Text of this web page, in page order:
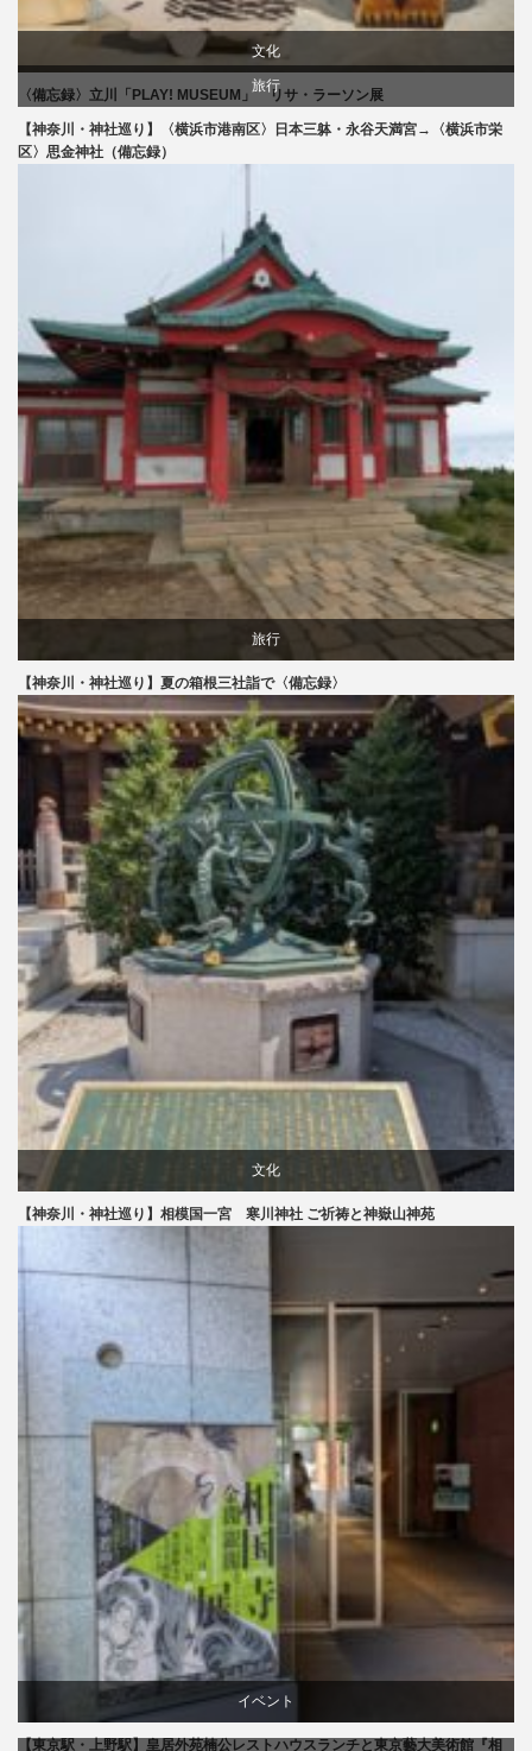
文化
美術展・美術館・博物館巡り
〈備忘録〉立川「PLAY! MUSEUM」 リサ・ラーソン展
旅行
【神奈川・神社巡り】〈横浜市港南区〉日本三躰・永谷天満宮→〈横浜市栄
区〉思金神社（備忘録）
旅行
【神奈川・神社巡り】夏の箱根三社詣で〈備忘録〉
文化
旅行
【神奈川・神社巡り】相模国一宮 寒川神社 ご祈祷と神嶽山神苑
イベント
【東京駅・上野駅】皇居外苑楠公レストハウスランチと東京藝大美術館『相